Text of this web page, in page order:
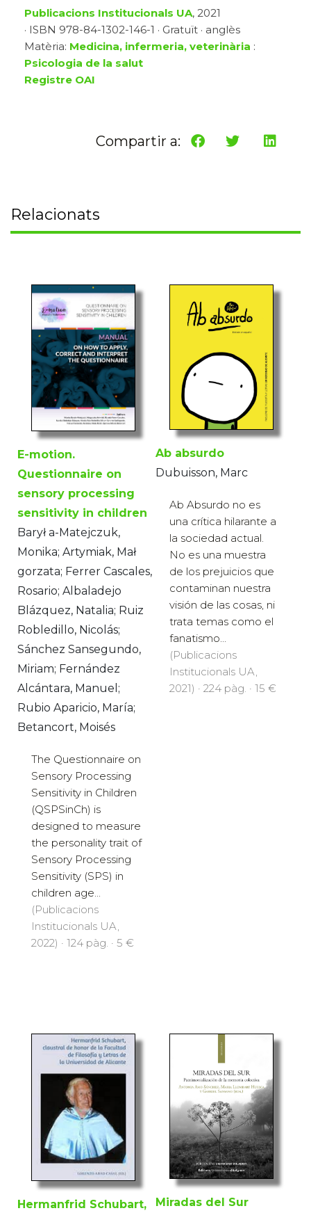
Publicacions Institucionals UA, 2021
· ISBN 978-84-1302-146-1 · Gratuït · anglès
Matèria: Medicina, infermeria, veterinària :
Psicologia de la salut
Registre OAI
Compartir a:
Relacionats
E-motion.
Questionnaire on
sensory processing
sensitivity in children
Barył a-Matejczuk,
Monika; Artymiak, Mał
gorzata; Ferrer Cascales,
Rosario; Albaladejo
Blázquez, Natalia; Ruiz
Robledillo, Nicolás;
Sánchez Sansegundo,
Miriam; Fernández
Alcántara, Manuel;
Rubio Aparicio, María;
Betancort, Moisés
The Questionnaire on
Sensory Processing
Sensitivity in Children
(QSPSinCh) is
designed to measure
the personality trait of
Sensory Processing
Sensitivity (SPS) in
children age...
(Publicacions
Institucionals UA,
2022) · 124 pàg. · 5 €
Ab absurdo
Dubuisson, Marc
Ab Absurdo no es
una crítica hilarante a
la sociedad actual.
No es una muestra
de los prejuicios que
contaminan nuestra
visión de las cosas, ni
trata temas como el
fanatismo...
(Publicacions
Institucionals UA,
2021) · 224 pàg. · 15 €
Hermanfrid Schubart, Miradas del Sur